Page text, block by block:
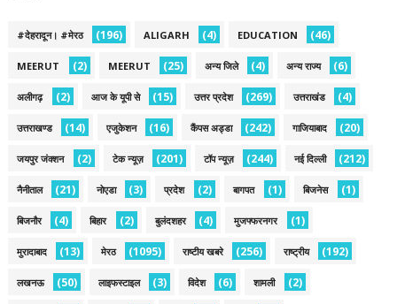
#देहरादून। #मेरठ (196) ALIGARH (4) EDUCATION (46)
MEERUT (2) MEERUT (25) अन्य जिले (4) अन्य राज्य (6)
अलीगढ़ (2) आज के यूपी से (15) उत्तर प्रदेश (269) उत्तराखंड (4)
उत्तराखण्ड (14) एजुकेशन (16) कैंपस अड्डा (242) गाजियाबाद (20)
जयपुर जंक्शन (2) टेक न्यूज़ (201) टॉप न्यूज़ (244) नई द‍िल्ली (212)
नैनीताल (21) नोएडा (3) प्रदेश (2) बागपत (1) बिजनेस (1)
बिजनौर (4) बिहार (2) बुलंदशहर (4) मुजफ्फरनगर (1)
मुरादाबाद (13) मेरठ (1095) राष्टीय खबरे (256) राष्ट्रीय (192)
लखनऊ (50) लाइफस्टाइल (3) विदेश (6) शामली (2)